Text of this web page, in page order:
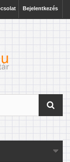
Bejelentkezés